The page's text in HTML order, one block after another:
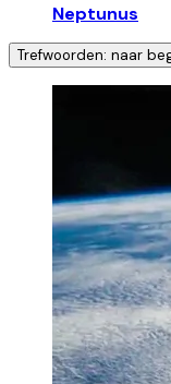
Neptunus
Trefwoorden: naar